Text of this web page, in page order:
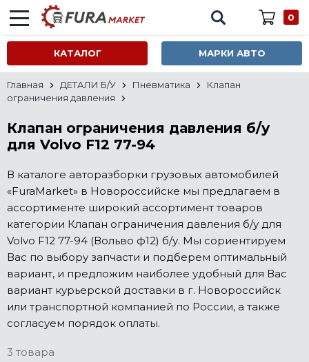
0
КАТАЛОГ МАРКИ АВТО
Главная ДЕТАЛИ Б/У Пневматика
Клапан
ограничения давления
Клапан ограничения давления б/у
для Volvo F12 77-94
В каталоге авторазборки грузовых автомобилей
«FuraMarket» в Новороссийске мы предлагаем в
ассортименте широкий ассортимент товаров
категории Клапан ограничения давления б/у для
Volvo F12 77-94 (Вольво ф12) б/у. Мы сориентируем
Вас по выбору запчасти и подберем оптимальный
вариант, и предложим наиболее удобный для Вас
вариант курьерской доставки в г. Новороссийск
или транспортной компанией по России, а также
согласуем порядок оплаты.
3 товара